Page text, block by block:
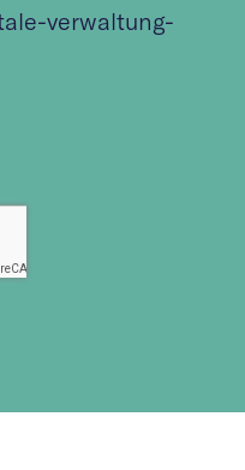
verwaltung-